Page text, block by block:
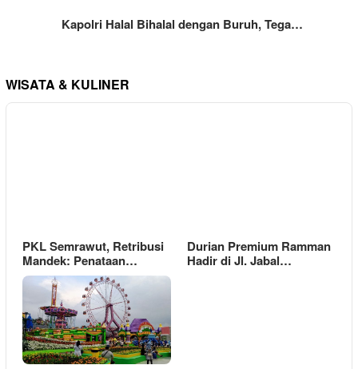
Kapolri Halal Bihalal dengan Buruh, Tega…
WISATA & KULINER
PKL Semrawut, Retribusi
Mandek: Penataan…
Durian Premium Ramman
Hadir di Jl. Jabal…